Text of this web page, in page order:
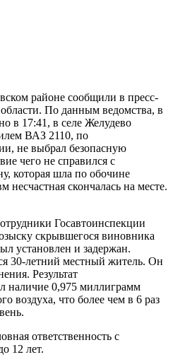
районе сообщили в пресс-
По данным ведомства, в
в 17:41, в селе Желудево
ВАЗ 2110, по
не выбрал безопасную
чего не справился с
которая шла по обочине
скончалась на месте.
Госавтоинспекции
скрывшегося виновника
установлен и задержан.
30-летний местный житель. Он
Результат
наличие 0,975 миллиграмм
воздуха, что более чем в 6 раз
ответственность с
12 лет.